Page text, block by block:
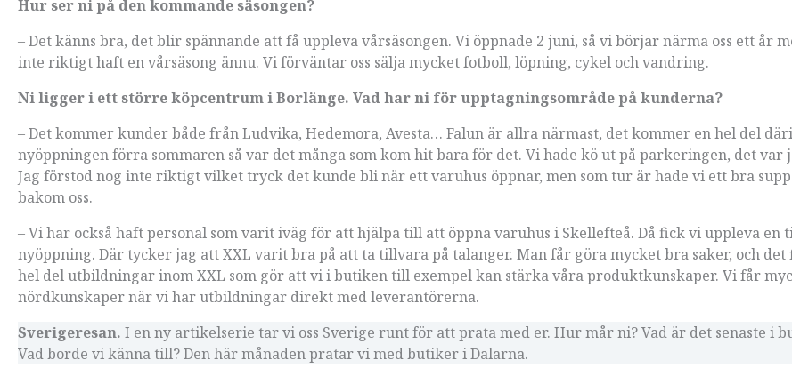
Hur ser ni på den kommande säsongen?
– Det känns bra, det blir spännande att få uppleva vårsäsongen. Vi öppnade 2 juni, så vi börjar närma oss ett år
inte riktigt haft en vårsäsong ännu. Vi förväntar oss sälja mycket fotboll, löpning, cykel och vandring.
Ni ligger i ett större köpcentrum i Borlänge. Vad har ni för upptagningsområde på kunderna?
– Det kommer kunder både från Ludvika, Hedemora, Avesta… Falun är allra närmast, det kommer en hel del
nyöppningen förra sommaren så var det många som kom hit bara för det. Vi hade kö ut på parkeringen, det var
Jag förstod nog inte riktigt vilket tryck det kunde bli när ett varuhus öppnar, men som tur är hade vi ett bra
bakom oss.
– Vi har också haft personal som varit iväg för att hjälpa till att öppna varuhus i Skellefteå. Då fick vi uppleva en
nyöppning. Där tycker jag att XXL varit bra på att ta tillvara på talanger. Man får göra mycket bra saker, och det
hel del utbildningar inom XXL som gör att vi i butiken till exempel kan stärka våra produktkunskaper. Vi får
nördkunskaper när vi har utbildningar direkt med leverantörerna.
Sverigeresan. I en ny artikelserie tar vi oss Sverige runt för att prata med er. Hur mår ni? Vad är det senaste i
Vad borde vi känna till? Den här månaden pratar vi med butiker i Dalarna.